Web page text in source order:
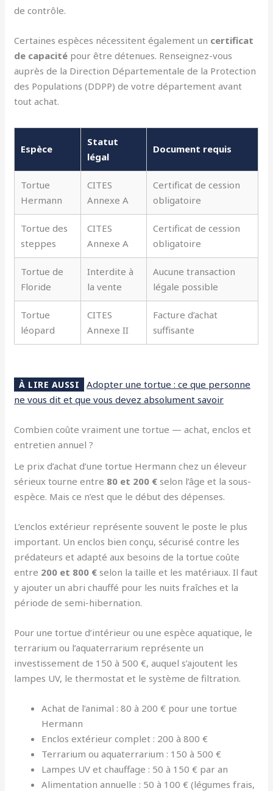
de contrôle.
Certaines espèces nécessitent également un certificat
de capacité pour être détenues. Renseignez-vous
auprès de la Direction Départementale de la Protection
des Populations (DDPP) de votre département avant
tout achat.
Espèce
Statut
légal
Document requis
Tortue
Hermann
CITES
Annexe A
Certificat de cession
obligatoire
Tortue des
steppes
CITES
Annexe A
Certificat de cession
obligatoire
Tortue de
Floride
Interdite à
la vente
Aucune transaction
légale possible
Tortue
léopard
CITES
Annexe II
Facture d’achat
suffisante
À LIRE AUSSI
Adopter une tortue : ce que personne
ne vous dit et que vous devez absolument savoir
Combien coûte vraiment une tortue — achat, enclos et
entretien annuel ?
Le prix d’achat d’une tortue Hermann chez un éleveur
sérieux tourne entre 80 et 200 € selon l’âge et la sous-
espèce. Mais ce n’est que le début des dépenses.
L’enclos extérieur représente souvent le poste le plus
important. Un enclos bien conçu, sécurisé contre les
prédateurs et adapté aux besoins de la tortue coûte
entre 200 et 800 € selon la taille et les matériaux. Il faut
y ajouter un abri chauffé pour les nuits fraîches et la
période de semi-hibernation.
Pour une tortue d’intérieur ou une espèce aquatique, le
terrarium ou l’aquaterrarium représente un
investissement de 150 à 500 €, auquel s’ajoutent les
lampes UV, le thermostat et le système de filtration.
Achat de l’animal : 80 à 200 € pour une tortue
Hermann
Enclos extérieur complet : 200 à 800 €
Terrarium ou aquaterrarium : 150 à 500 €
Lampes UV et chauffage : 50 à 150 € par an
Alimentation annuelle : 50 à 100 € (légumes frais,